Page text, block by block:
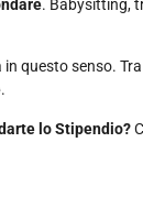
. Babysitting,
questo senso.
.
lo Stipendio?